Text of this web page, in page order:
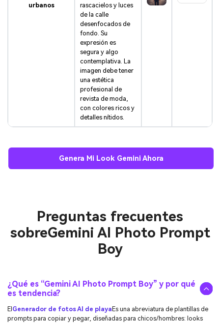
urbanos
rascacielos y luces
de la calle
desenfocados de
fondo. Su
expresión es
segura y algo
contemplativa. La
imagen debe tener
una estética
profesional de
revista de moda,
con colores ricos y
detalles nítidos.
Genera Mi Look Gemini Ahora
Preguntas frecuentes
sobreGemini AI Photo Prompt
Boy
¿Qué es “Gemini AI Photo Prompt Boy” y por qué
es tendencia?
ElGenerador de fotos AI de playaEs una abreviatura de plantillas de
prompts para copiar y pegar, diseñadas para chicos/hombres: looks